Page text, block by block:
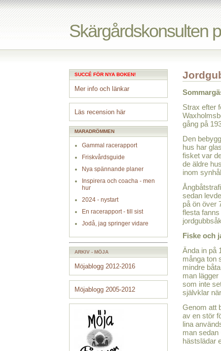
Skärgårdskonsulten
Strax efter
gång på
Den
hus har
fisket var
de äldre
inom
sedan
på ön över
flesta
Fiske och
Ända in på
många ton
mindre
man
som inte
självklar
Genom att
av en stör
lina
man sedan
hästslädar
SUCCÉ FÖR NYA BOKEN!
Mer info och länkar
Läs recension här
MARADRÖMMEN
Gammal racerapport
Friskvårdsguide
Nya spännande planer
Inspirera och coacha - men
hur
2024 - nystart
En racerapport - till sist
Jodå, jag springer vidare
ARKIV - MÖJA
Möjablogg 2012-2016
Möjablogg 2005-2012